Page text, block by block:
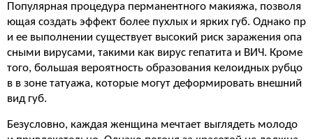
Популярная процедура перманентного макияжа, позволя
ющая создать эффект более пухлых и ярких губ. Однако пр
и ее выполнении существует высокий риск заражения опа
сными вирусами, такими как вирус гепатита и ВИЧ. Кроме
того, большая вероятность образования келоидных рубцо
в в зоне татуажа, которые могут деформировать внешний
вид губ.
Безусловно, каждая женщина мечтает выглядеть молодо